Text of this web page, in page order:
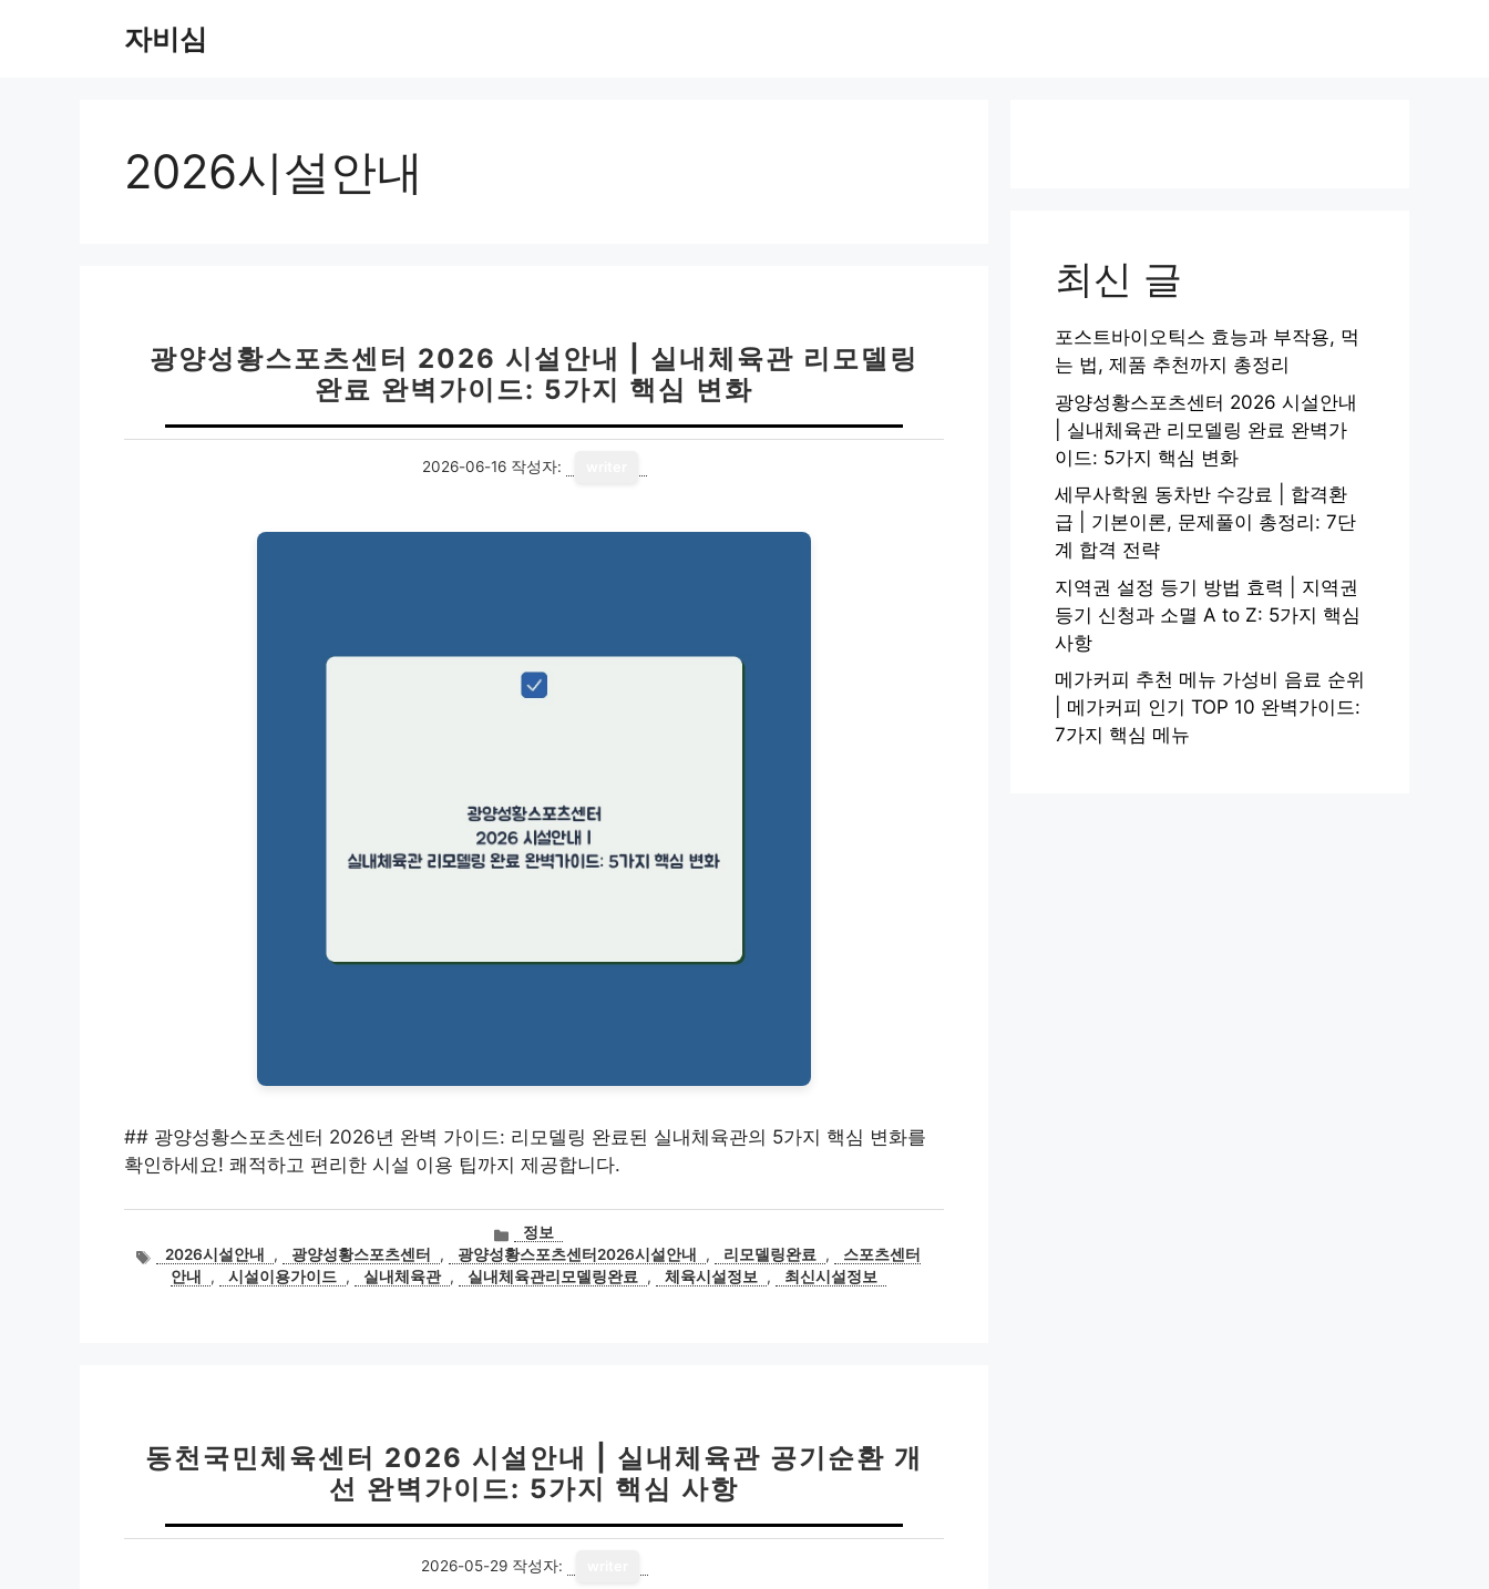
자비심
2026시설안내
광양성황스포츠센터 2026 시설안내 | 실내체육관 리모델링
완료 완벽가이드: 5가지 핵심 변화
2026-06-16 작성자:
## 광양성황스포츠센터 2026년 완벽 가이드: 리모델링 완료된 실내체육관의 5가지 핵심 변화를
확인하세요! 쾌적하고 편리한 시설 이용 팁까지 제공합니다.
카
테
고
정보
태2026시설안내 , 광양성황스포츠센터 , 광양성황스포츠센터2026시설안내 , 리모델링완료 ,
스포츠센터
안내
, 시설이용가이드 , 실내체육관 , 실내체육관리모델링완료 , 체육시설정보 , 최신시설정보
동천국민체육센터 2026 시설안내 | 실내체육관 공기순환 개
선 완벽가이드: 5가지 핵심 사항
2026-05-29 작성자:
최신 글
포스트바이오틱스 효능과 부작용, 먹
는 법, 제품 추천까지 총정리
광양성황스포츠센터 2026 시설안내
| 실내체육관 리모델링 완료 완벽가
이드: 5가지 핵심 변화
세무사학원 동차반 수강료 | 합격환
급 | 기본이론, 문제풀이 총정리: 7단
계 합격 전략
지역권 설정 등기 방법 효력 | 지역권
등기 신청과 소멸 A to Z: 5가지 핵심
사항
메가커피 추천 메뉴 가성비 음료 순위
| 메가커피 인기 TOP 10 완벽가이드:
7가지 핵심 메뉴